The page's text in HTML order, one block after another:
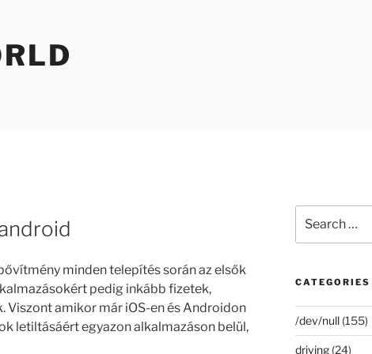
minden telepítés során az elsők
pedig inkább fizetek,
Viszont amikor már iOS-en és Androidon
letiltásáért egyazon alkalmazáson belül,
for:
CATEGORIES
/dev/null(155)
driving(24)